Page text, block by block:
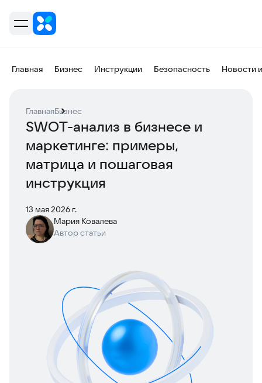
Главная Бизнес Инструкции Безопасность Новости
ГлавнаяБизнес
SWOT-анализ в бизнесе и
маркетинге: примеры,
матрица и пошаговая
инструкция
13 мая 2026 г.
Мария Ковалева
Автор статьи